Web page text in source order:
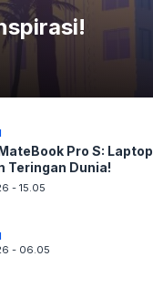
Drastis
Pro S: Laptop
Teringan Dunia!
- 15.05
- 06.05